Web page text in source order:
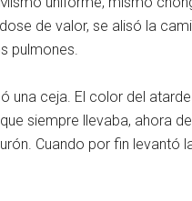
de valor, se alisó la
pulmones.
una ceja. El color del
siempre llevaba, ahora
Cuando por fin levantó